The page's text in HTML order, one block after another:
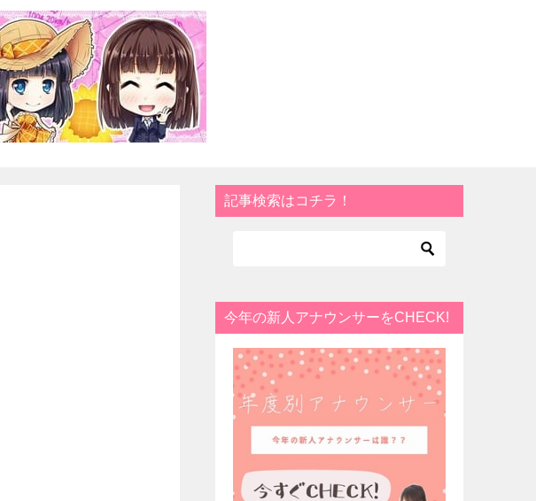
記事検索はコチラ！
今年の新人アナウンサーをCHECK!